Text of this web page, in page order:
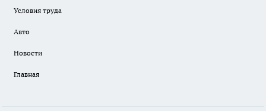
Условия труда
Авто
Новости
Главная